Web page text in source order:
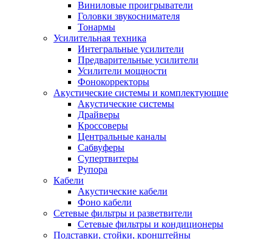
Виниловые проигрыватели
Головки звукоснимателя
Тонармы
Усилительная техника
Интегральные усилители
Предварительные усилители
Усилители мощности
Фонокорректоры
Акустические системы и комплектующие
Акустические системы
Драйверы
Кроссоверы
Центральные каналы
Сабвуферы
Супертвитеры
Рупора
Кабели
Акустические кабели
Фоно кабели
Сетевые фильтры и разветвители
Сетевые фильтры и кондиционеры
Подставки, стойки, кронштейны